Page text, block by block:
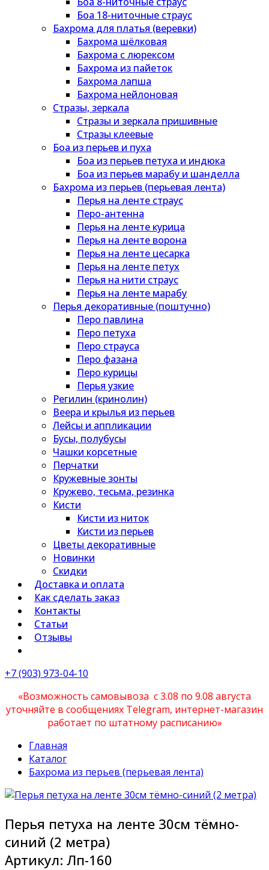
Боа 18-ниточные страус
Бахрома для платья (веревки)
Бахрома шёлковая
Бахрома с люрексом
Бахрома из пайеток
Бахрома лапша
Бахрома нейлоновая
Стразы, зеркала
Стразы и зеркала пришивные
Стразы клеевые
Боа из перьев и пуха
Боа из перьев петуха и индюка
Боа из перьев марабу и шанделла
Бахрома из перьев (перьевая лента)
Перья на ленте страус
Перо-антенна
Перья на ленте курица
Перья на ленте ворона
Перья на ленте цесарка
Перья на ленте петух
Перья на нити страус
Перья на ленте марабу
Перья декоративные (поштучно)
Перо павлина
Перо петуха
Перо страуса
Перо фазана
Перо курицы
Перья узкие
Регилин (кринолин)
Веера и крылья из перьев
Лейсы и аппликации
Бусы, полубусы
Чашки корсетные
Перчатки
Кружевные зонты
Кружево, тесьма, резинка
Кисти
Кисти из ниток
Кисти из перьев
Цветы декоративные
Новинки
Скидки
Доставка и оплата
Как сделать заказ
Контакты
Статьи
Отзывы
+7 (903) 973-04-10
«Возможность самовывоза с 3.08 по 9.08 августа
уточняйте в сообщениях Telegram, интернет-магазин
работает по штатному расписанию»
Главная
Каталог
Бахрома из перьев (перьевая лента)
Перья петуха на ленте 30см тёмно-
синий (2 метра)
Артикул: Лп-160